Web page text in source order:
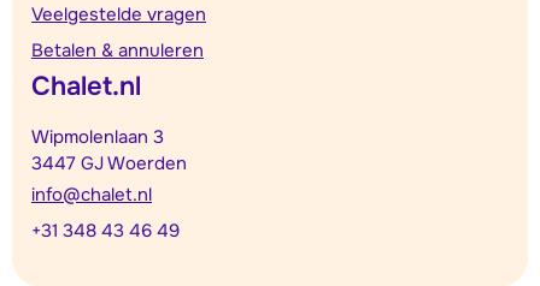
Veelgestelde vragen
Betalen & annuleren
Chalet.nl
Wipmolenlaan 3
3447 GJ Woerden
info@chalet.nl
+31 348 43 46 49